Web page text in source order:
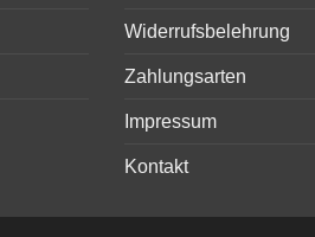
Widerrufsbelehrung
Zahlungsarten
Impressum
Kontakt